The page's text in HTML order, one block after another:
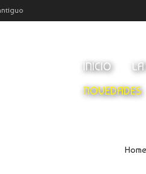
INICIO
NOVEDADES
Home